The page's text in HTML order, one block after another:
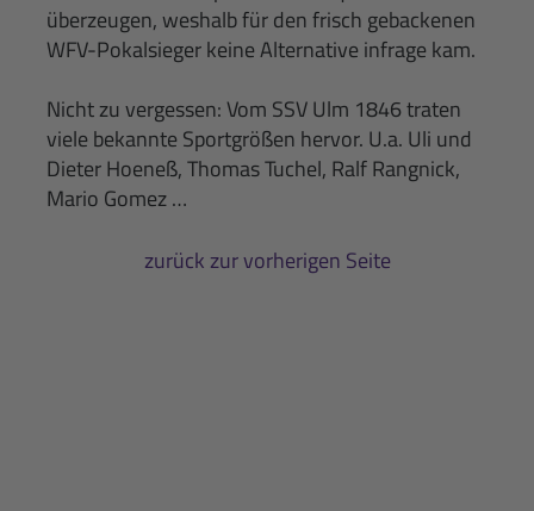
überzeugen, weshalb für den frisch gebackenen
WFV-Pokalsieger keine Alternative infrage kam.
Nicht zu vergessen: Vom SSV Ulm 1846 traten
viele bekannte Sportgrößen hervor. U.a. Uli und
Dieter Hoeneß, Thomas Tuchel, Ralf Rangnick,
Mario Gomez …
zurück zur vorherigen Seite